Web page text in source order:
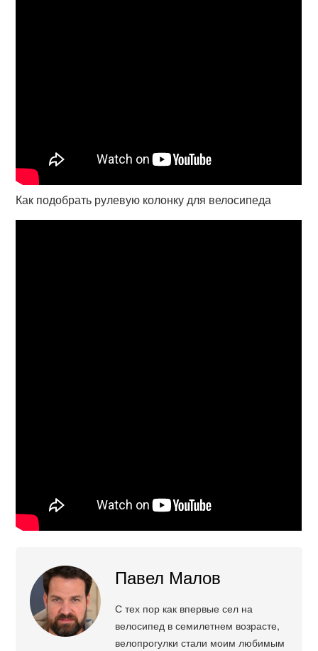
Как подобрать рулевую колонку для велосипеда
Павел Малов
С тех пор как впервые сел на
велосипед в семилетнем возрасте,
велопрогулки стали моим любимым